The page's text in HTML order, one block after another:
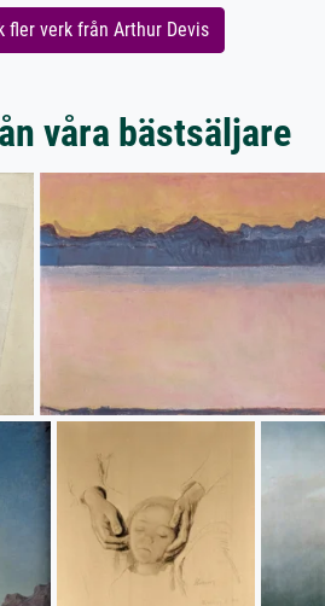
fler verk från Arthur Devis
våra bästsäljare